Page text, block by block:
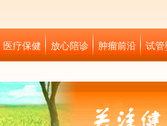
医疗保健 放心陪诊 肿瘤前沿 试管